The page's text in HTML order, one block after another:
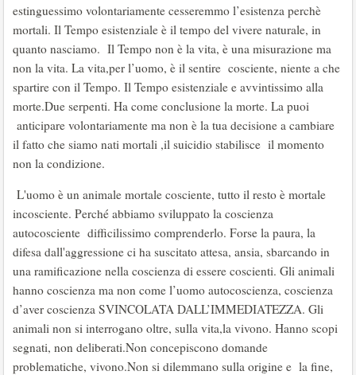
estinguessimo volontariamente cesseremmo l’esistenza perchè
mortali. Il Tempo esistenziale è il tempo del vivere naturale, in
quanto nasciamo. Il Tempo non è la vita, è una misurazione ma
non la vita. La vita,per l’uomo, è il sentire cosciente, niente a che
spartire con il Tempo. Il Tempo esistenziale e avvintissimo alla
morte.Due serpenti. Ha come conclusione la morte. La puoi
anticipare volontariamente ma non è la tua decisione a cambiare
il fatto che siamo nati mortali ,il suicidio stabilisce il momento
non la condizione.
L'uomo è un animale mortale cosciente, tutto il resto è mortale
incosciente. Perché abbiamo sviluppato la coscienza
autocosciente difficilissimo comprenderlo. Forse la paura, la
difesa dall'aggressione ci ha suscitato attesa, ansia, sbarcando in
una ramificazione nella coscienza di essere coscienti. Gli animali
hanno coscienza ma non come l’uomo autocoscienza, coscienza
d’aver coscienza SVINCOLATA DALL’IMMEDIATEZZA. Gli
animali non si interrogano oltre, sulla vita,la vivono. Hanno scopi
segnati, non deliberati.Non concepiscono domande
problematiche, vivono.Non si dilemmano sulla origine e la fine,